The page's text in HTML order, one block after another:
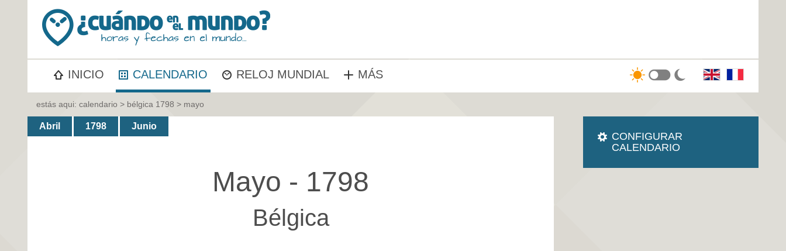
INICIO CALENDARIO RELOJ MUNDIAL MÁS
estás aqui: calendario > bélgica 1798 > mayo
Abril 1798 Junio
Mayo - 1798
Bélgica
CONFIGURAR
CALENDARIO